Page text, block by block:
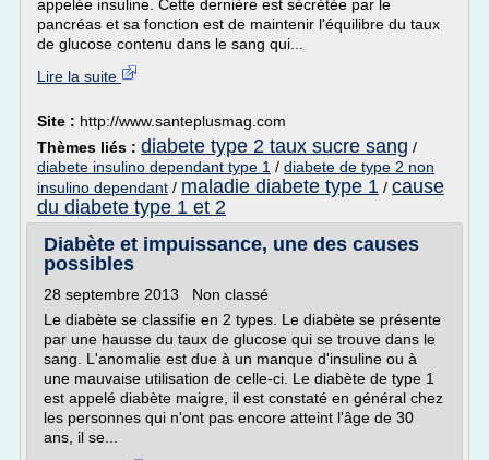
appelée insuline. Cette dernière est sécrétée par le
pancréas et sa fonction est de maintenir l'équilibre du taux
de glucose contenu dans le sang qui...
Lire la suite
Site : http://www.santeplusmag.com
Thèmes liés : diabete type 2 taux sucre sang /
diabete insulino dependant type 1 / diabete de type 2 non
insulino dependant / maladie diabete type 1 / cause
du diabete type 1 et 2
Diabète et impuissance, une des causes
possibles
28 septembre 2013 Non classé
Le diabète se classifie en 2 types. Le diabète se présente
par une hausse du taux de glucose qui se trouve dans le
sang. L'anomalie est due à un manque d'insuline ou à
une mauvaise utilisation de celle-ci. Le diabète de type 1
est appelé diabète maigre, il est constaté en général chez
les personnes qui n'ont pas encore atteint l'âge de 30
ans, il se...